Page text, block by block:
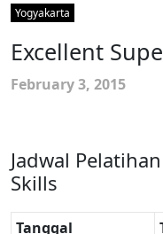
Yogyakarta
Excellent
February 3, 2015
Jadwal
Skills
Tanggal